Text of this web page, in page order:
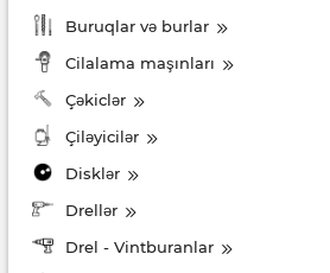
Buruqlar və burlar
Cilalama maşınları
Çəkiclər
Çiləyicilər
Disklər
Drellər
Drel - Vintburanlar